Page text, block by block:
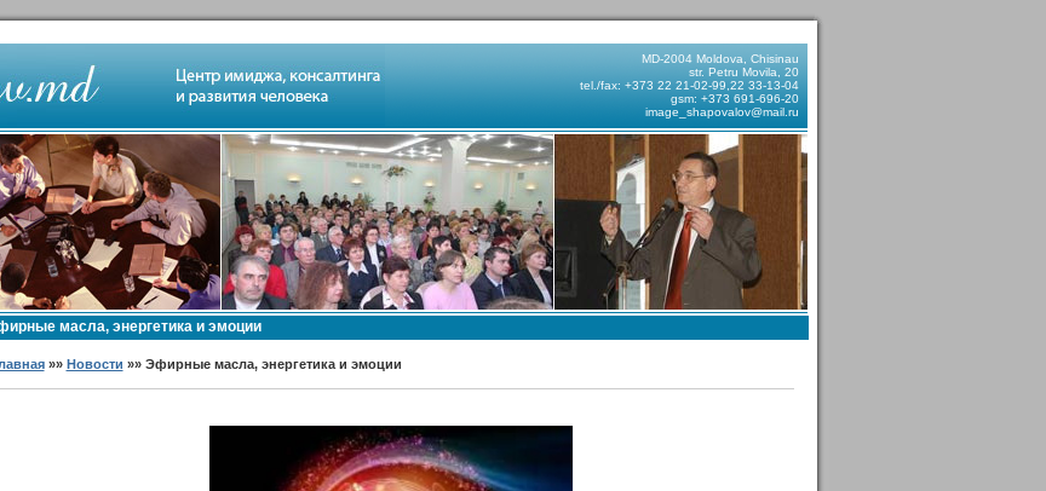
MD-2004 Moldova, Chisinau
str. Petru Movila, 20
tel./fax: +373 22 21-02-99,22 33-13-04
gsm: +373 691-696-20
image_shapovalov@mail.ru
масла, энергетика и эмоции
»» Новости »» Эфирные масла, энергетика и эмоции